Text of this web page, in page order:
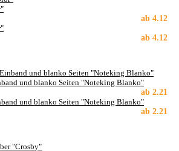
ab 4.12
ab 4.12
und blanko Seiten "Noteking Blanko"
ab 2.21
und blanko Seiten "Noteking Blanko"
ab 2.21